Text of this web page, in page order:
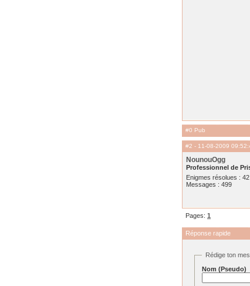
#0 Pub
#2 - 11-08-2009
NounouOgg
Professionnel de
Enigmes résolues : 42
Messages : 499
Pages: 1
Réponse rapide
Rédige ton
Nom (Pseudo)